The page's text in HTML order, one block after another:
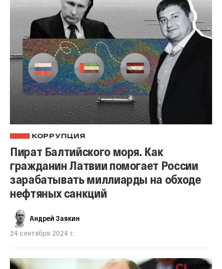
КОРРУПЦИЯ
Пират Балтийского моря. Как
гражданин Латвии помогает России
зарабатывать миллиарды на обходе
нефтяных санкций
Андрей Заякин
24 сентября 2024 г.